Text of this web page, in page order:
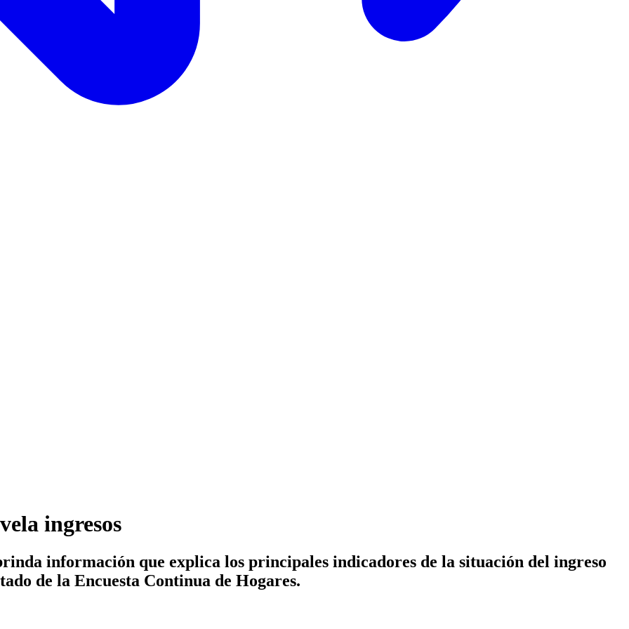
ingresos
información que explica los principales indicadores de la situación del ingreso
de la Encuesta Continua de Hogares.